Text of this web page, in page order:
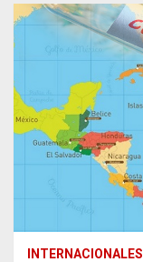
INTERNACIONALES